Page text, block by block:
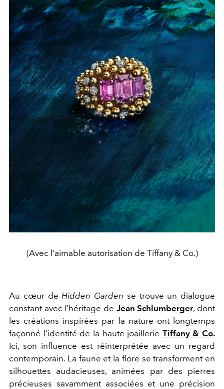
(Avec l'aimable autorisation de Tiffany & Co.)
Au cœur deHidden Garden se trouve un dialogue
constant avec l’héritage de Jean Schlumberger, dont
les créations inspirées par la nature ont longtemps
façonné l’identité de la haute joaillerie Tiffany & Co.
Ici, son influence est réinterprétée avec un regard
contemporain. La faune et la flore se transforment en
silhouettes audacieuses, animées par des pierres
précieuses savamment associées et une précision